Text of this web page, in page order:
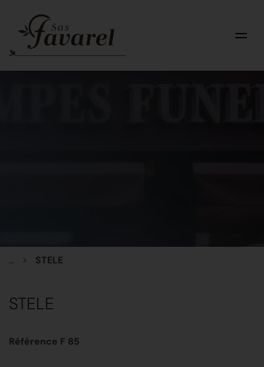
... STELE
STELE
Référence F 85